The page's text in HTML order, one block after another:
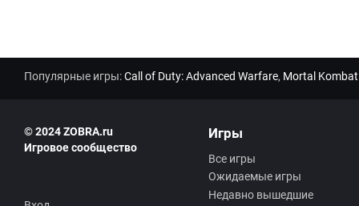
Популярные игры:Call of Duty: Advanced Warfare, Mortal
© 2024 ZOBRA.ru
Игровое сообщество
Игры
Все игры
Ожидаемые игры
Недавно вышедшие